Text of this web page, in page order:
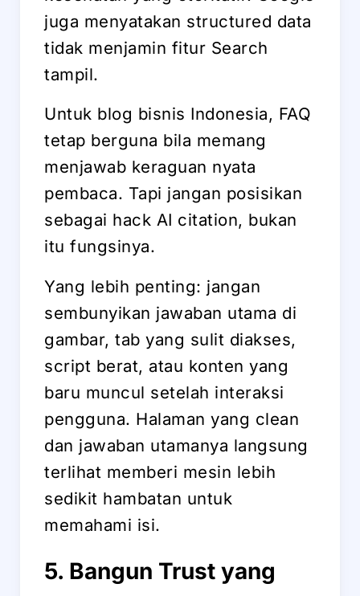
juga menyatakan structured data
tidak menjamin fitur Search
tampil.
Untuk blog bisnis Indonesia, FAQ
tetap berguna bila memang
menjawab keraguan nyata
pembaca. Tapi jangan posisikan
sebagai hack AI citation, bukan
itu fungsinya.
Yang lebih penting: jangan
sembunyikan jawaban utama di
gambar, tab yang sulit diakses,
script berat, atau konten yang
baru muncul setelah interaksi
pengguna. Halaman yang clean
dan jawaban utamanya langsung
terlihat memberi mesin lebih
sedikit hambatan untuk
memahami isi.
5. Bangun Trust yang